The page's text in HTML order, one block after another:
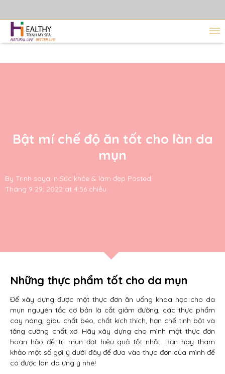
Bật mí chế độ ăn tốt cho làn da
mụn
By Trinh saya in Sức khỏe & làm đẹp Posted
Tháng 9 29, 2022 at 4:56 chiều
Những thực phẩm tốt cho da mụn
Để xây dựng được một thực đơn ăn uống khoa học cho da
mụn nguyên tắc cơ bản là cắt giảm đường, các thực phẩm
cay nóng, giàu chất béo, chất kích thích, hạn chế tinh bột và
tăng cường chất xơ. Hãy xây dựng cho mình một thực đơn
hoàn hảo để trị mụn đạt hiệu quả tốt nhất. Bạn hãy tham
khảo một số gợi ý dưới đây để đưa vào thực đơn của mình để
có được làn da ưng ý nhé!